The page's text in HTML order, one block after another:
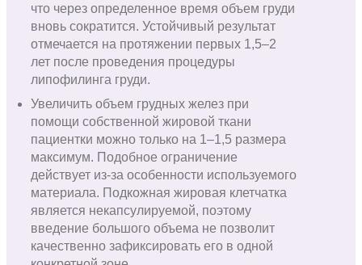
что через определенное время объем груди
вновь сократится. Устойчивый результат
отмечается на протяжении первых 1,5–2
лет после проведения процедуры
липофилинга груди.
Увеличить объем грудных желез при
помощи собственной жировой ткани
пациентки можно только на 1–1,5 размера
максимум. Подобное ограничение
действует из-за особенности используемого
материала. Подкожная жировая клетчатка
является некапсулируемой, поэтому
введение большого объема не позволит
качественно зафиксировать его в одной